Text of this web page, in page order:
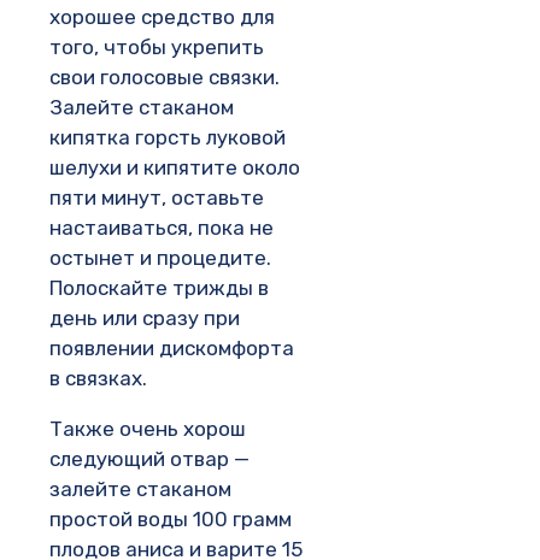
хорошее средство для
того, чтобы укрепить
свои голосовые связки.
Залейте стаканом
кипятка горсть луковой
шелухи и кипятите около
пяти минут, оставьте
настаиваться, пока не
остынет и процедите.
Полоскайте трижды в
день или сразу при
появлении дискомфорта
в связках.
Также очень хорош
следующий отвар —
залейте стаканом
простой воды 100 грамм
плодов аниса и варите 15